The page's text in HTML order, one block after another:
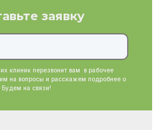
заявку
клиник перезвонит вам в рабочее
на вопросы и расскажем подробнее о
на связи!